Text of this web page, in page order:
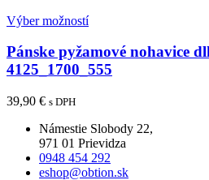
Výber možností
Pánske pyžamové nohavice
4125_1700_555
39,90 € s DPH
Námestie Slobody 22,
971 01 Prievidza
0948 454 292
eshop@obtion.sk